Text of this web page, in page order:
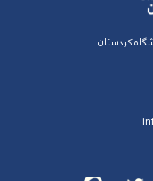
کردستان